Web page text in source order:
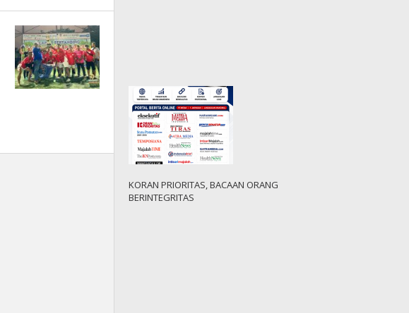
KORAN PRIORITAS, BACAAN ORANG
BERINTEGRITAS